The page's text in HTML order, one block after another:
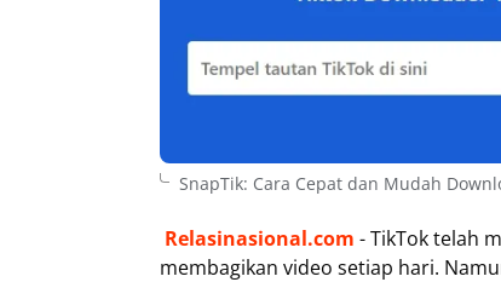
SnapTik: Cara Cepat dan Mudah
Relasinasional.com - TikTok telah
membagikan video setiap hari.